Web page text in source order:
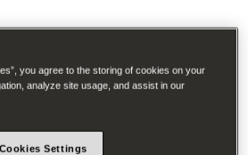
volledig overzicht
you agree to the storing of cookies on your
analyze site usage, and assist in our
Cookies Settings